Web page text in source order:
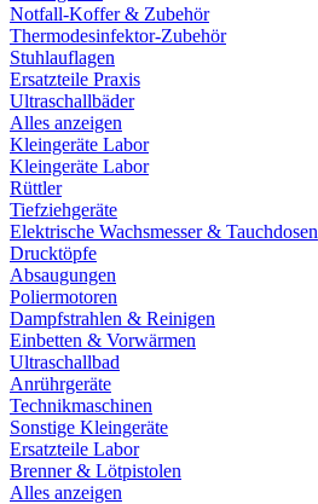
Notfall-Koffer & Zubehör
Thermodesinfektor-Zubehör
Stuhlauflagen
Ersatzteile Praxis
Ultraschallbäder
Alles anzeigen
Kleingeräte Labor
Kleingeräte Labor
Rüttler
Tiefziehgeräte
Elektrische Wachsmesser & Tauchdosen
Drucktöpfe
Absaugungen
Poliermotoren
Dampfstrahlen & Reinigen
Einbetten & Vorwärmen
Ultraschallbad
Anrührgeräte
Technikmaschinen
Sonstige Kleingeräte
Ersatzteile Labor
Brenner & Lötpistolen
Alles anzeigen